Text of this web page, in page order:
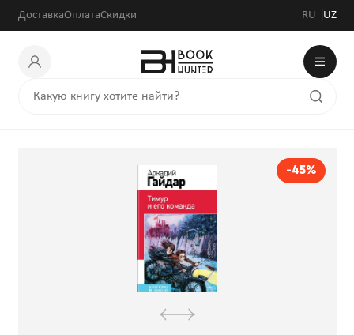
ДоставкаОплатаСкидки RU UZ
-45%